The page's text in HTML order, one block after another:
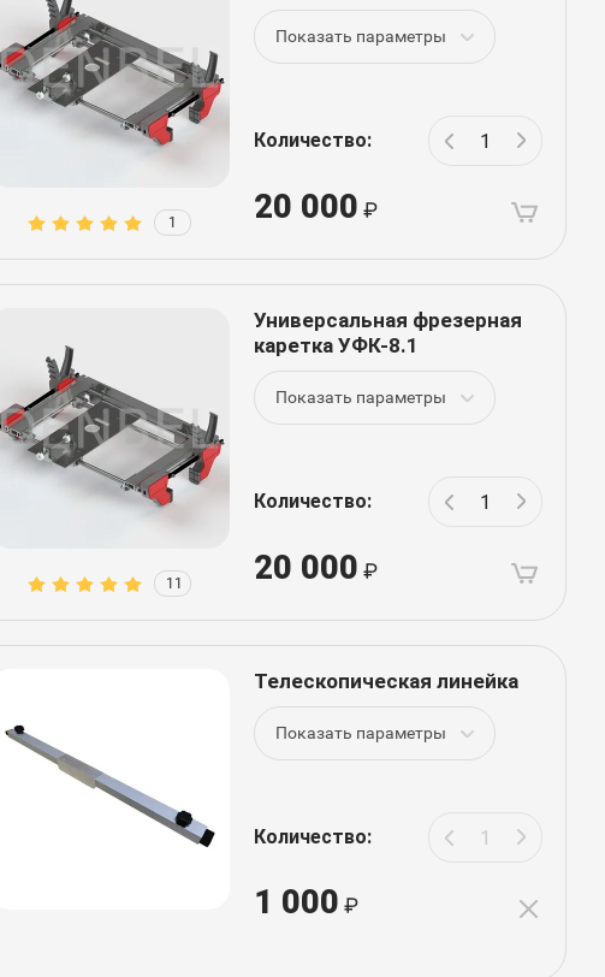
1
Показать параметры
Количество:
20 000
11
Универсальная фрезерная
каретка УФК-8.1
Показать параметры
Количество:
20 000
Телескопическая линейка
Показать параметры
Количество:
1 000